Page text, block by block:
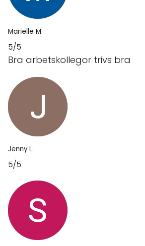
Marielle M.
5/5
Bra arbetskollegor trivs bra
Jenny L.
5/5